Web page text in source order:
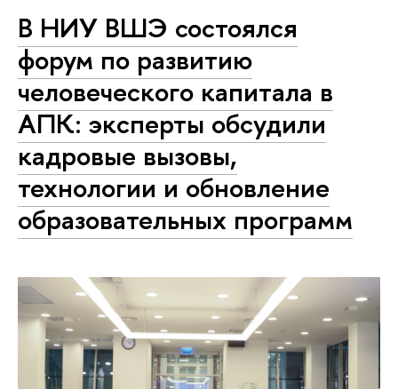
В НИУ ВШЭ состоялся
форум по развитию
человеческого капитала в
АПК: эксперты обсудили
кадровые вызовы,
технологии и обновление
образовательных программ